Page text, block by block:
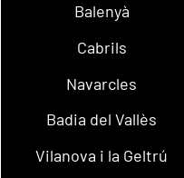
Balenyà
Cabrils
Navarcles
Badia del Vallès
Vilanova i la Geltrú